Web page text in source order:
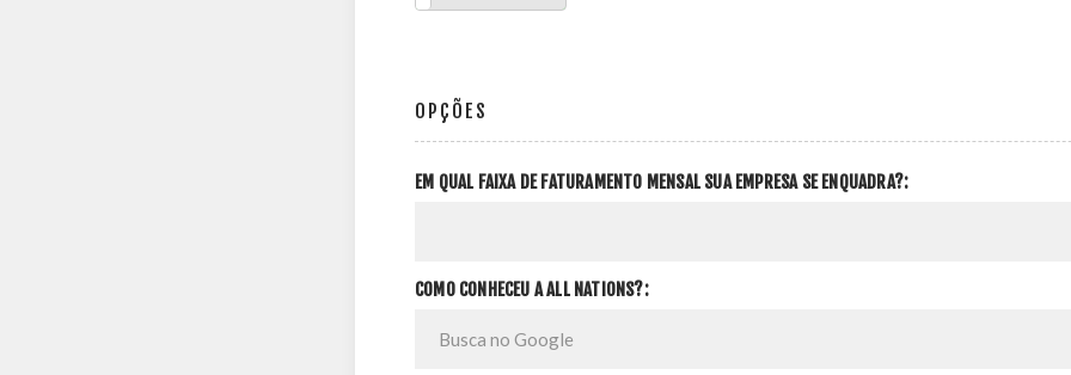
OPÇÕES
EM QUAL FAIXA DE FATURAMENTO MENSAL SUA EMPRESA SE ENQUADRA?:
COMO CONHECEU A ALL NATIONS?: